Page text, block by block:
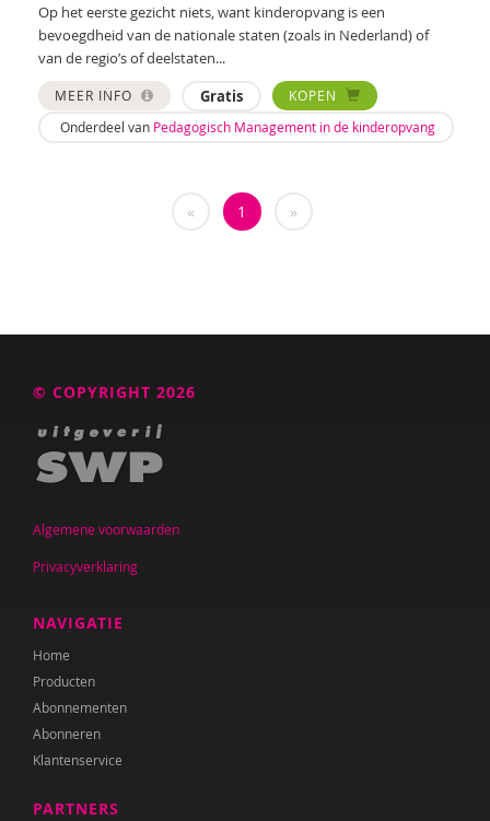
Eveline Bogers
Annerieke Boland
Lilian van der Bolt
Denise Bontje
Ester van den Boog
Anne Bos
Caroline Boudry
Marieke van Boven
Joanna Brands
Iris Brandsteder
Karin Brandt
Op het eerste gezicht niets, want kinderopvang is een
bevoegdheid van de nationale staten (zoals in Nederland) of
van de regio’s of deelstaten...
MEER INFO Gratis
KOPEN
Onderdeel van Pedagogisch Management in de kinderopvang
« 1 »
© COPYRIGHT 2026
Algemene voorwaarden
Privacyverklaring
NAVIGATIE
Home
Producten
Abonnementen
Abonneren
Klantenservice
PARTNERS